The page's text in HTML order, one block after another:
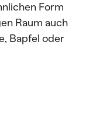
Form
Raum auch
Bapfel oder